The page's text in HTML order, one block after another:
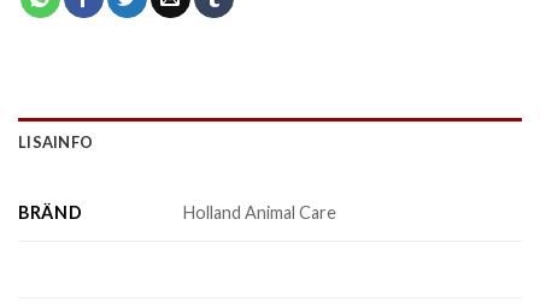
LISAINFO
BRÄND Holland Animal Care